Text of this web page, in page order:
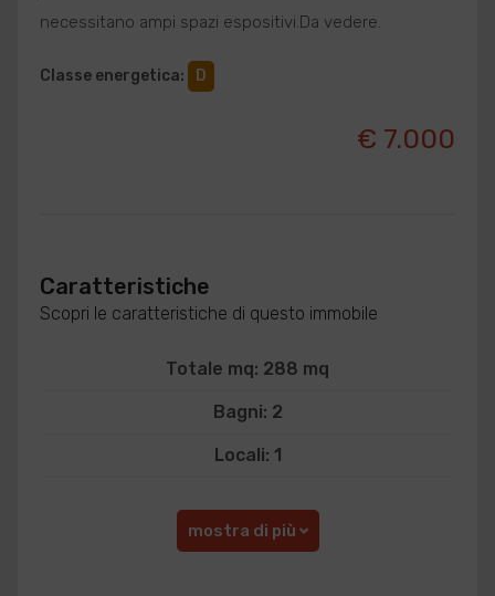
necessitano ampi spazi espositivi.Da vedere.
Classe energetica: D
€ 7.000
Caratteristiche
Scopri le caratteristiche di questo immobile
Totale mq: 288 mq
Bagni: 2
Locali: 1
mostra di più